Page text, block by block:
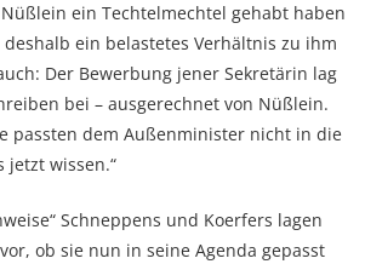
ein Techtelmechtel gehabt haben
deshalb ein belastetes Verhältnis zu ihm
Der Bewerbung jener Sekretärin lag
bei – ausgerechnet von Nüßlein.
passten dem Außenminister nicht in die
jetzt wissen.“
Schneppens und Koerfers lagen
ob sie nun in seine Agenda gepasst